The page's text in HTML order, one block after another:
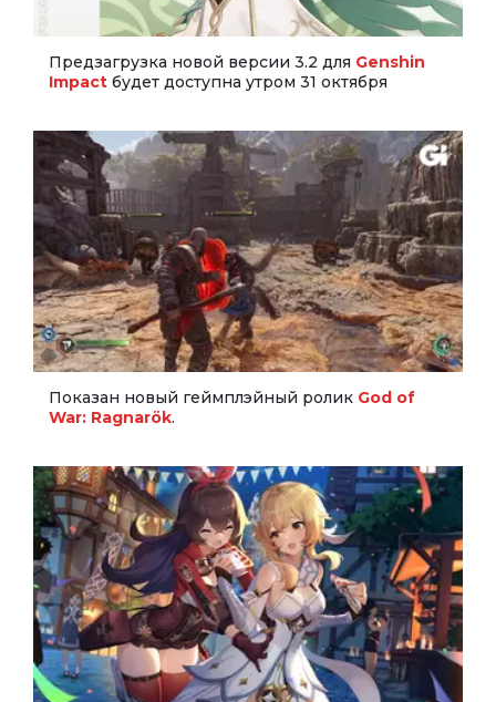
Предзагрузка новой версии 3.2 для Genshin
Impact будет доступна утром 31 октября
Показан новый геймплэйный ролик God of
War: Ragnarök.